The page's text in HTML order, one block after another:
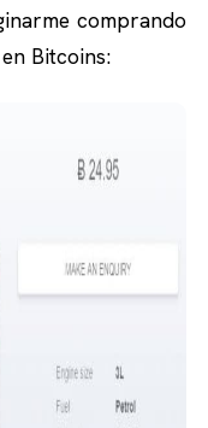
comprando
Bitcoins: